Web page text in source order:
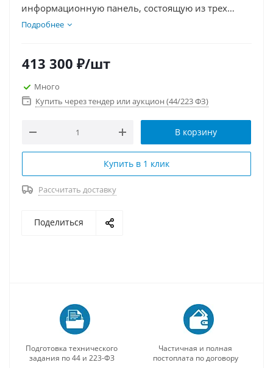
информационную панель, состоящую из трех
стендов, каждый из которых оснащен отдельной
пошаговыми инструкциями по оказанию первой
помощи
Подробнее
413 300 ₽/шт
Много
Купить через тендер или аукцион (44/223 ФЗ)
В корзину
Купить в 1 клик
Рассчитать доставку
Поделиться
Подготовка технического
задания по 44 и 223-ФЗ
Частичная и полная
постоплата по договору